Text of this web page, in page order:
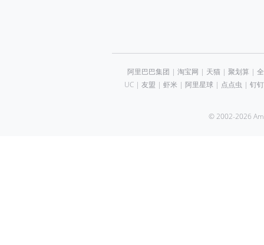
阿里巴巴集团 | 淘宝网 | 天猫| 聚划算 |
UC| 友盟 | 虾米 | 阿里星球| 点点虫 | 钉钉
© 2002-2026